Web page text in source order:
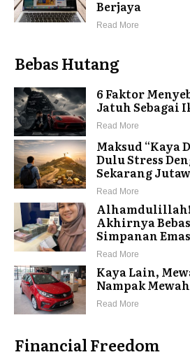
Berjaya
Read More
Bebas Hutang
6 Faktor
Jatuh Sebagai
Read More
Maksud “Kaya
Dulu Stress
Sekarang
Read More
Akhirnya
Simpanan Emas
Read More
Kaya Lain,
Nampak
Read More
Financial Freedom